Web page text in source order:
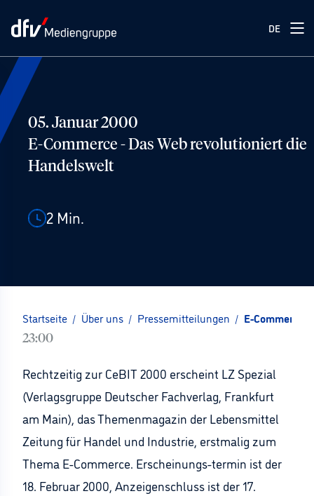
DE
05. Januar 2000
E-Commerce - Das Web revolutioniert die
Handelswelt
2 Min.
Startseite / Über uns / Pressemitteilungen / E-Commerce
23:00
Rechtzeitig zur CeBIT 2000 erscheint LZ Spezial
(Verlagsgruppe Deutscher Fachverlag, Frankfurt
am Main), das Themenmagazin der Lebensmittel
Zeitung für Handel und Industrie, erstmalig zum
Thema E-Commerce. Erscheinungs-termin ist der
18. Februar 2000, Anzeigenschluss ist der 17.